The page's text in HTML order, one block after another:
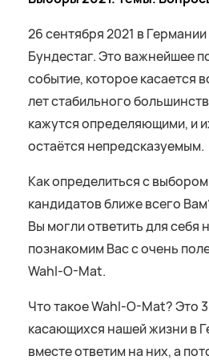
26 сентября 2021 в
Бундестаг. Это важнейшее
событие, которое касается
лет стабильного
кажутся определяющими, и
остаётся непредсказуемым.
Как определиться с
кандидатов ближе всего
Вы могли ответить для себя
познакомим Вас с очень
Wahl-O-Mat.
Что такое Wahl-O-Mat? Это
касающихся нашей жизни в
вместе ответим на них, а